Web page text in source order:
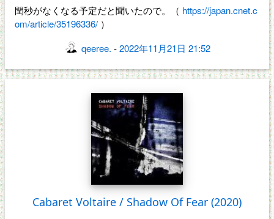
閏秒がなくなる予定だと聞いたので。（ https://japan.cnet.c
om/article/35196336/）
qeeree. -2022年11月21日 21:52
Cabaret Voltaire / Shadow Of Fear (2020)